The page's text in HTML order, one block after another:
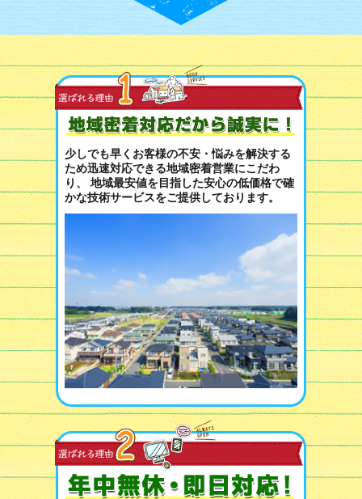
少しでも早くお客様の不安・悩みを解決する
ため迅速対応できる地域密着営業にこだわ
り、 地域最安値を目指した安心の低価格で確
かな技術サービスをご提供しております。